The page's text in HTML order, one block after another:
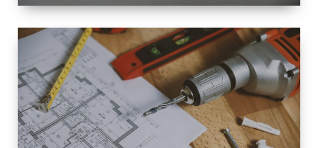
ESPACE
RÉNOVATION
INTÉRIEURE ET
EXTÉRIEURE